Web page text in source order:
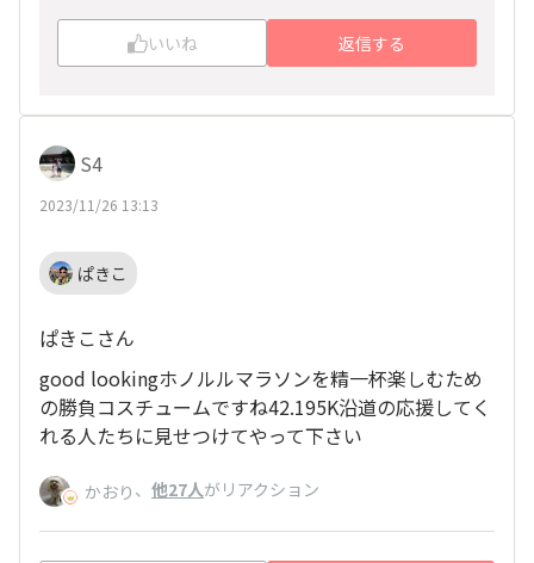
いいね 返信する
S4
2023/11/26 13:13
ぱきこ
ぱきこさん
good lookingホノルルマラソンを精一杯楽しむため
の勝負コスチュームですね42.195K沿道の応援してく
れる人たちに見せつけてやって下さい
かおり 、 他27人がリアクション